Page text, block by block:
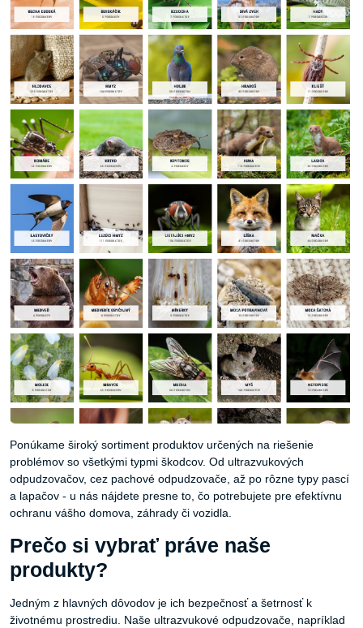
Ponúkame široký sortiment produktov určených na riešenie
problémov so všetkými typmi škodcov. Od ultrazvukových
odpudzovačov, cez pachové odpudzovače, až po rôzne typy pascí
a lapačov - u nás nájdete presne to, čo potrebujete pre efektívnu
ochranu vášho domova, záhrady či vozidla.
Prečo si vybrať práve naše
produkty?
Jedným z hlavných dôvodov je ich bezpečnosť a šetrnosť k
životnému prostrediu. Naše ultrazvukové odpudzovače, napríklad